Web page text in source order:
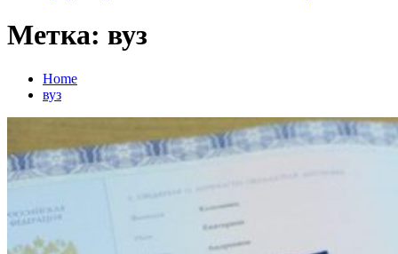
Метка: вуз
Home
вуз